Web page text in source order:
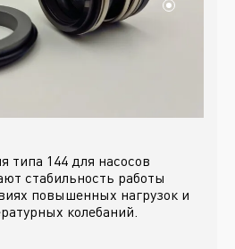
типа 144 для насосов
стабильность работы
повышенных нагрузок и
колебаний.